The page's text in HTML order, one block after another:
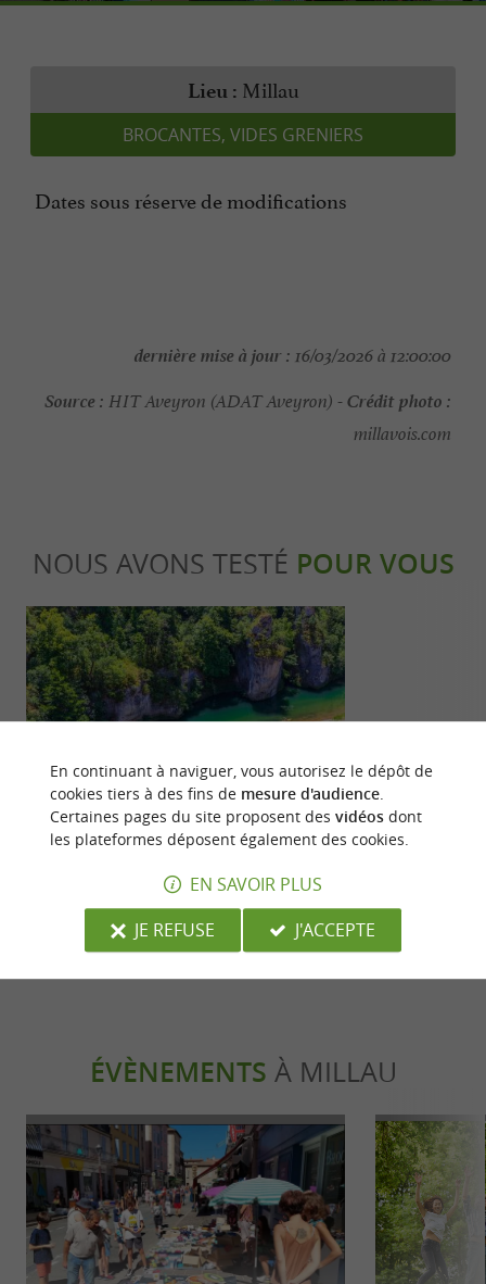
Lieu : Millau
BROCANTES, VIDES GRENIERS
Dates sous réserve de modifications
dernière mise à jour : 16/03/2026 à 12:00:00
Source : HIT Aveyron (ADAT Aveyron) -Crédit photo :
millavois.com
NOUS AVONS TESTÉ POUR VOUS
Les immanquables de l'Aveyron : les
sites qui font battre le cœur du
246 m - Millau
Incontournable
La course
Sportive
ÉVÈNEMENTS À MILLAU
En continuant à naviguer, vous autorisez le dépôt de
cookies tiers à des fins de mesure d'audience.
Certaines pages du site proposent des vidéosdont
les plateformes déposent également des cookies.
EN SAVOIR PLUS
JE REFUSE
J'ACCEPTE